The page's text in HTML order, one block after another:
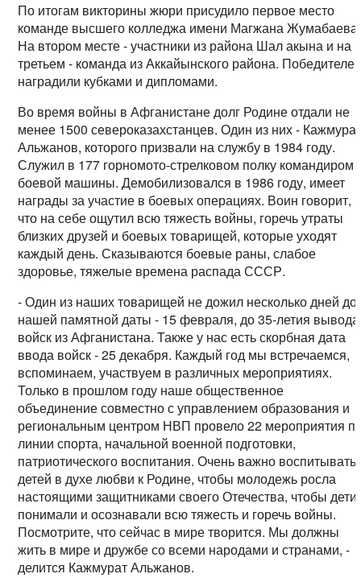
По итогам викторины жюри присудило первое место
команде высшего колледжа имени Магжана Жумабаева.
На втором месте - участники из района Шал акына и на
третьем - команда из Аккайынского района.
наградили кубками и дипломами.
Во время войны в Афганистане долг Родине отдали не
менее 1500 североказахстанцев. Один из них -
Альжанов, которого призвали на службу в 1984 году.
Служил в 177 горномото-стрелковом полку командиром
боевой машины. Демобилизовался в 1986 году, имеет
награды за участие в боевых операциях. Воин говорит,
что на себе ощутил всю тяжесть войны, горечь утраты
близких друзей и боевых товарищей, которые уходят
каждый день. Сказываются боевые раны, слабое
здоровье, тяжелые времена распада СССР.
- Один из наших товарищей не дожил несколько дней до
нашей памятной даты - 15 февраля, до 35-летия вывода
войск из Афганистана. Также у нас есть скорбная дата
ввода войск - 25 декабря. Каждый год мы встречаемся,
вспоминаем, участвуем в различных мероприятиях.
Только в прошлом году наше общественное
объединение совместно с управлением образования и
региональным центром НВП провело 22 мероприятия
линии спорта, начальной военной подготовки,
патриотического воспитания. Очень важно воспитывать
детей в духе любви к Родине, чтобы молодежь росла
настоящими защитниками своего Отечества, чтобы дети
понимали и осознавали всю тяжесть и горечь войны.
Посмотрите, что сейчас в мире творится. Мы должны
жить в мире и дружбе со всеми народами и странами, -
делится Кажмурат Альжанов.